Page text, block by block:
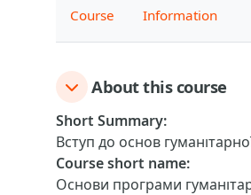
Course Information
About this course
Short Summary:
Вступ до основ
Course short name:
Основи програми